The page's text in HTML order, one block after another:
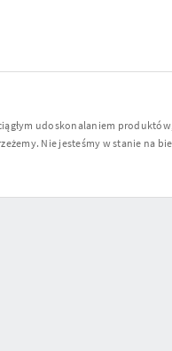
udoskonalaniem
Nie jesteśmy w stanie na